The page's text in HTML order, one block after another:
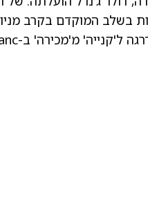
בשלב המוקדם בקרב מניות עם